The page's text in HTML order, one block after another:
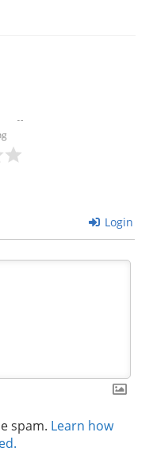
Login
spam. Learn how